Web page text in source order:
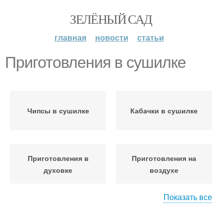
ЗЕЛЁНЫЙ САД
главная новости статьи
Приготовления в сушилке
Чипсы в сушилке Кабачки в сушилке
Приготовления в
духовке
Приготовления на
воздухе
Показать все